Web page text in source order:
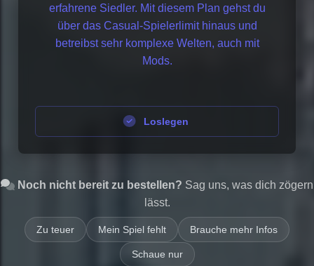
erfahrene Siedler. Mit diesem Plan gehst du
über das Casual-Spielerlimit hinaus und
betreibst sehr komplexe Welten, auch mit
Mods.
Loslegen
Noch nicht bereit zu bestellen? Sag uns, was dich zögern
lässt.
Zu teuer Mein Spiel fehlt Brauche mehr Infos
Schaue nur